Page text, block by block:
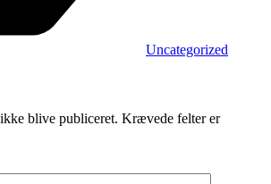
Uncategorized
blive publiceret. Krævede felter er